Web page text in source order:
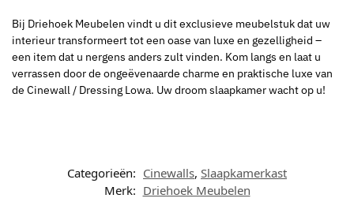
Bij Driehoek Meubelen vindt u dit exclusieve meubelstuk dat uw
interieur transformeert tot een oase van luxe en gezelligheid –
een item dat u nergens anders zult vinden. Kom langs en laat u
verrassen door de ongeëvenaarde charme en praktische luxe van
de Cinewall / Dressing Lowa. Uw droom slaapkamer wacht op u!
Categorieën: Cinewalls, Slaapkamerkast
Merk: Driehoek Meubelen